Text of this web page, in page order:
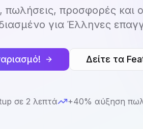
πωλήσεις, προσφορές και
για Έλληνες
Δείτε τα
σε 2 λεπτά +40% αύξηση